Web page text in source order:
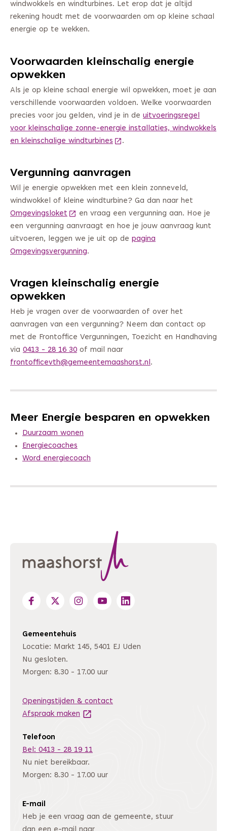
windwokkels en windturbines. Let erop dat je altijd
rekening houdt met de voorwaarden om op kleine schaal
energie op te wekken.
Voorwaarden kleinschalig energie
opwekken
Als je op kleine schaal energie wil opwekken, moet je aan
verschillende voorwaarden voldoen. Welke voorwaarden
precies voor jou gelden, vind je in de uitvoeringsregel
voor kleinschalige zonne-energie installaties, windwokkels
en kleinschalige windturbines (Deze link gaat naar een
.
Vergunning aanvragen
Wil je energie opwekken met een klein zonneveld,
windwokkel of kleine windturbine? Ga dan naar het
Omgevingsloket (Deze link gaat naar een andere website)
en vraag een vergunning aan. Hoe je
een vergunning aanvraagt en hoe je jouw aanvraag kunt
uitvoeren, leggen we je uit op de pagina
Omgevingsvergunning.
Vragen kleinschalig energie
opwekken
Heb je vragen over de voorwaarden of over het
aanvragen van een vergunning? Neem dan contact op
met de Frontoffice Vergunningen, Toezicht en Handhaving
via 0413 - 28 16 30 of mail naar
frontofficevth@gemeentemaashorst.nl.
Meer Energie besparen en opwekken
Duurzaam wonen
Energiecoaches
Word energiecoach
Gemeentehuis
Locatie: Markt 145, 5401 EJ Uden
Nu gesloten.
Morgen: 8.30 - 17.00 uur
Openingstijden & contact
Afspraak maken (Deze link gaat naar een andere
Telefoon
Bel: 0413 - 28 19 11
Nu niet bereikbaar.
Morgen: 8.30 - 17.00 uur
E-mail
Heb je een vraag aan de gemeente, stuur